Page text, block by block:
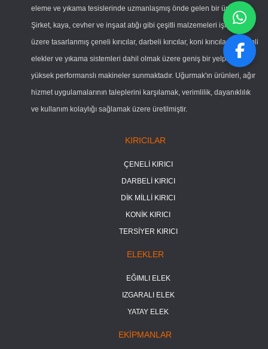
eleme ve yıkama tesislerinde uzmanlaşmış önde gelen bir üreticidir.
Şirket, kaya, cevher ve inşaat atığı gibi çeşitli malzemeleri işlemek
üzere tasarlanmış çeneli kırıcılar, darbeli kırıcılar, koni kırıcılar, titreşimli
elekler ve yıkama sistemleri dahil olmak üzere geniş bir yelpazede
yüksek performanslı makineler sunmaktadır. Uğurmak'ın ürünleri, ağır
hizmet uygulamalarının taleplerini karşılamak, verimlilik, dayanıklılık
ve kullanım kolaylığı sağlamak üzere üretilmiştir.
KIRICILAR
ÇENELİ KIRICI
DARBELİ KIRICI
DİK MİLLİ KIRICI
KONİK KIRICI
TERSİYER KIRICI
ELEKLER
EĞIMLI ELEK
IZGARALI ELEK
YATAY ELEK
EKİPMANLAR